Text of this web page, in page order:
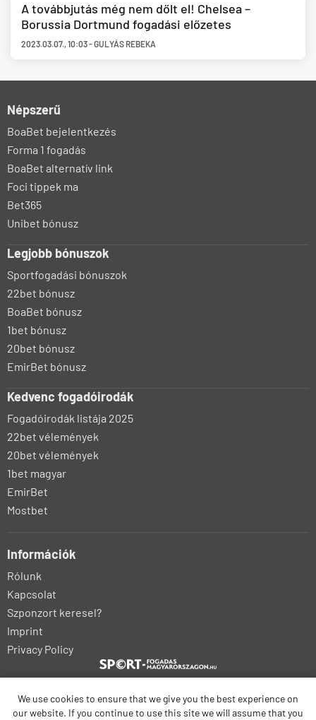
A továbbjutás még nem dőlt el! Chelsea –
Borussia Dortmund fogadási előzetes
2023.03.07.,10:03-GULYÁS REBEKA
Népszerű
BoaBet bejelentkezés
Forma 1 fogadás
BoaBet alternatív link
Foci tippek ma
Bet365
Unibet bónusz
Legjobb bónuszok
Sportfogadási bónuszok
22bet bónusz
BoaBet bónusz
1bet bónusz
20bet bónusz
EmirBet bónusz
Kedvenc fogadóirodák
Fogadóirodák listája 2025
22bet vélemények
20bet vélemények
1bet magyar
EmirBet
Mostbet
Információk
Rólunk
Kapcsolat
Szponzort keresel?
Imprint
Privacy Policy
bonus-betting.dk bonus-parissportifs-gratuits.com
We use cookies to ensure that we give you the best experience on
our website. If you continue to use this site we will assume that you